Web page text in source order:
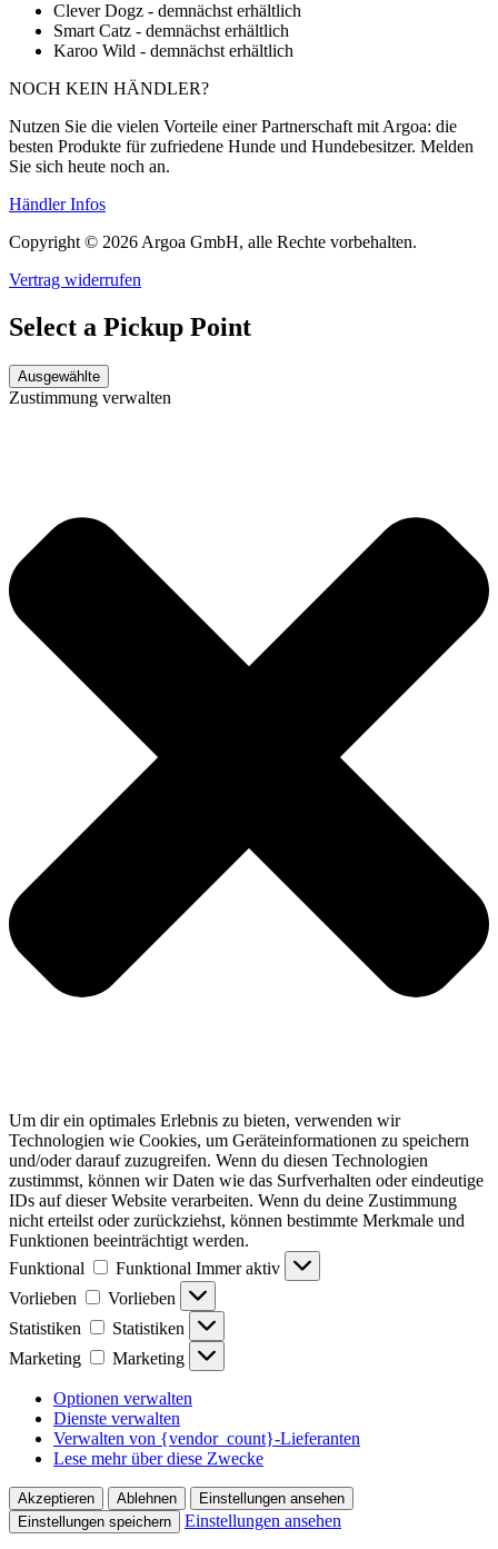
Clever Dogz - demnächst erhältlich
Smart Catz - demnächst erhältlich
Karoo Wild - demnächst erhältlich
NOCH KEIN HÄNDLER?
Nutzen Sie die vielen Vorteile einer Partnerschaft mit Argoa: die
besten Produkte für zufriedene Hunde und Hundebesitzer. Melden
Sie sich heute noch an.
Händler Infos
Copyright © 2026 Argoa GmbH, alle Rechte vorbehalten.
Vertrag widerrufen
Select a Pickup Point
Ausgewählte
Zustimmung verwalten
Um dir ein optimales Erlebnis zu bieten, verwenden wir
Technologien wie Cookies, um Geräteinformationen zu speichern
und/oder darauf zuzugreifen. Wenn du diesen Technologien
zustimmst, können wir Daten wie das Surfverhalten oder eindeutige
IDs auf dieser Website verarbeiten. Wenn du deine Zustimmung
nicht erteilst oder zurückziehst, können bestimmte Merkmale und
Funktionen beeinträchtigt werden.
Funktional
Funktional Immer aktiv
Vorlieben
Vorlieben
Statistiken
Statistiken
Marketing
Marketing
Optionen verwalten
Dienste verwalten
Verwalten von {vendor_count}-Lieferanten
Lese mehr über diese Zwecke
Akzeptieren Ablehnen
Einstellungen ansehen
Einstellungen speichern
Einstellungen ansehen